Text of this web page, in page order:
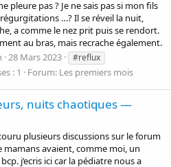
pleure pas ? Je ne sais pas si mon fils
…? Il se réveil la nuit,
a comme le nez prit puis se rendort.
au bras, mais recrache également.
28 Mars 2023
#reflux
: 1 Forum: Les premiers mois
nuits chaotiques —
plusieurs discussions sur le forum
mamans avaient, comme moi, un
j’ecris ici car la pédiatre nous a